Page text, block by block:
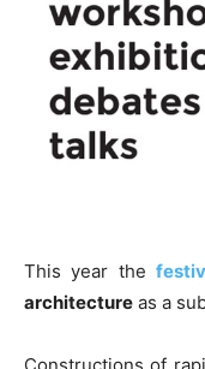
This year the
architecture as a